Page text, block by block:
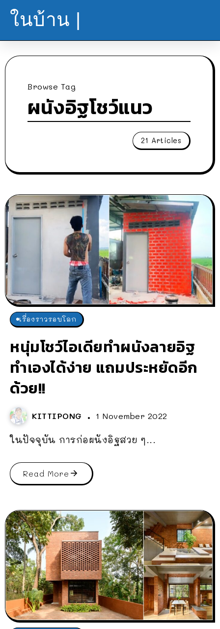
ในบ้าน |
Browse Tag
ผนังอิฐโชว์แนว
21 Articles
เรื่องราวรอบโลก
หนุ่มโชว์ไอเดียทำผนังลายอิฐ
ทำเองได้ง่าย แถมประหยัดอีก
ด้วย!!
KITTIPONG 1 November 2022
ในปัจจุบัน การก่อผนังอิฐสวย ๆ...
Read More